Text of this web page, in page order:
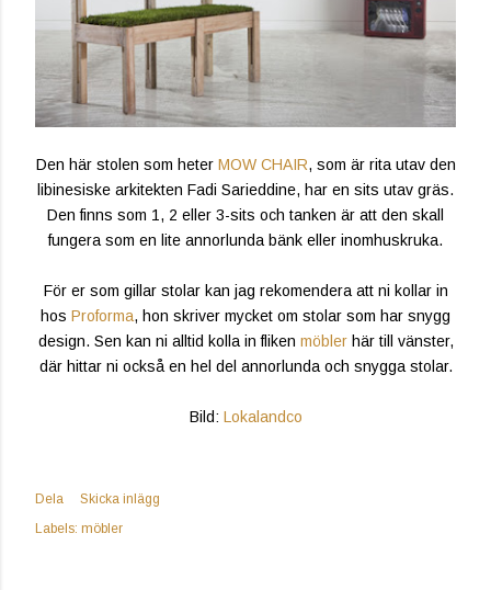
Den här stolen som heter MOW CHAIR, som är rita utav den
libinesiske arkitekten Fadi Sarieddine, har en sits utav gräs.
Den finns som 1, 2 eller 3-sits och tanken är att den skall
fungera som en lite annorlunda bänk eller inomhuskruka.
För er som gillar stolar kan jag rekomendera att ni kollar in
hos Proforma, hon skriver mycket om stolar som har snygg
design. Sen kan ni alltid kolla in fliken möblerhär till vänster,
där hittar ni också en hel del annorlunda och snygga stolar.
Bild: Lokalandco
Dela
Skicka inlägg
Labels: möbler